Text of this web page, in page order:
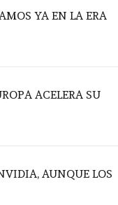
YA EN LA ERA
ACELERA SU
AUNQUE LOS